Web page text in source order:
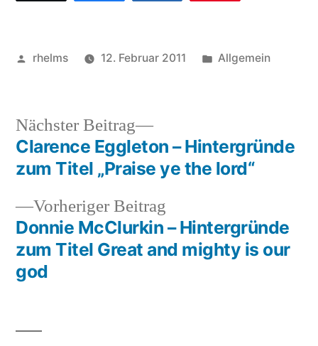
Veröffentlicht
rhelms 12. Februar 2011
Veröffentlicht
Allgemein
Beitragsnavigation
Vorheriger Beitrag
Beitrag:
Donnie McClurkin – Hintergründe
zum Titel Great and mighty is our
god
Nächster Beitrag
Nächster
Beitrag:
Clarence Eggleton – Hintergründe
zum Titel „Praise ye the lord“